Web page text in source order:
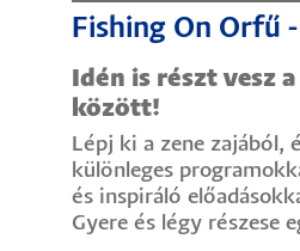
Fishing On Orfű
Idén is részt vesz
között!
Lépj ki a zene zajából,
különleges
és inspiráló
Gyere és légy részese